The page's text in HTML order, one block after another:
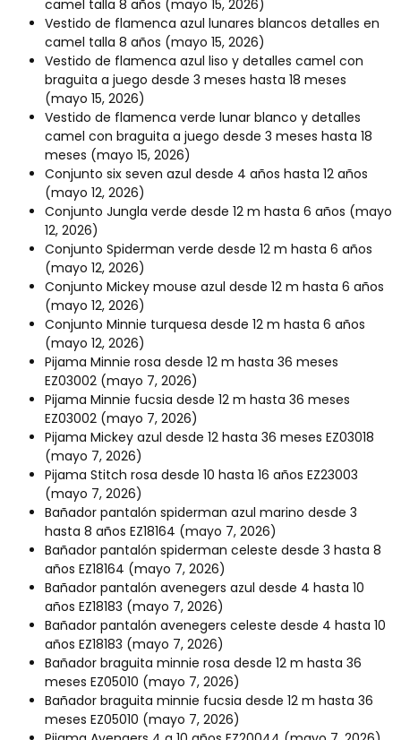
camel talla 8 años (mayo 15, 2026)
Vestido de flamenca azul lunares blancos detalles en
camel talla 8 años (mayo 15, 2026)
Vestido de flamenca azul liso y detalles camel con
braguita a juego desde 3 meses hasta 18 meses
(mayo 15, 2026)
Vestido de flamenca verde lunar blanco y detalles
camel con braguita a juego desde 3 meses hasta 18
meses (mayo 15, 2026)
Conjunto six seven azul desde 4 años hasta 12 años
(mayo 12, 2026)
Conjunto Jungla verde desde 12 m hasta 6 años (mayo
12, 2026)
Conjunto Spiderman verde desde 12 m hasta 6 años
(mayo 12, 2026)
Conjunto Mickey mouse azul desde 12 m hasta 6 años
(mayo 12, 2026)
Conjunto Minnie turquesa desde 12 m hasta 6 años
(mayo 12, 2026)
Pijama Minnie rosa desde 12 m hasta 36 meses
EZ03002 (mayo 7, 2026)
Pijama Minnie fucsia desde 12 m hasta 36 meses
EZ03002 (mayo 7, 2026)
Pijama Mickey azul desde 12 hasta 36 meses EZ03018
(mayo 7, 2026)
Pijama Stitch rosa desde 10 hasta 16 años EZ23003
(mayo 7, 2026)
Bañador pantalón spiderman azul marino desde 3
hasta 8 años EZ18164 (mayo 7, 2026)
Bañador pantalón spiderman celeste desde 3 hasta 8
años EZ18164 (mayo 7, 2026)
Bañador pantalón avenegers azul desde 4 hasta 10
años EZ18183 (mayo 7, 2026)
Bañador pantalón avenegers celeste desde 4 hasta 10
años EZ18183 (mayo 7, 2026)
Bañador braguita minnie rosa desde 12 m hasta 36
meses EZ05010 (mayo 7, 2026)
Bañador braguita minnie fucsia desde 12 m hasta 36
meses EZ05010 (mayo 7, 2026)